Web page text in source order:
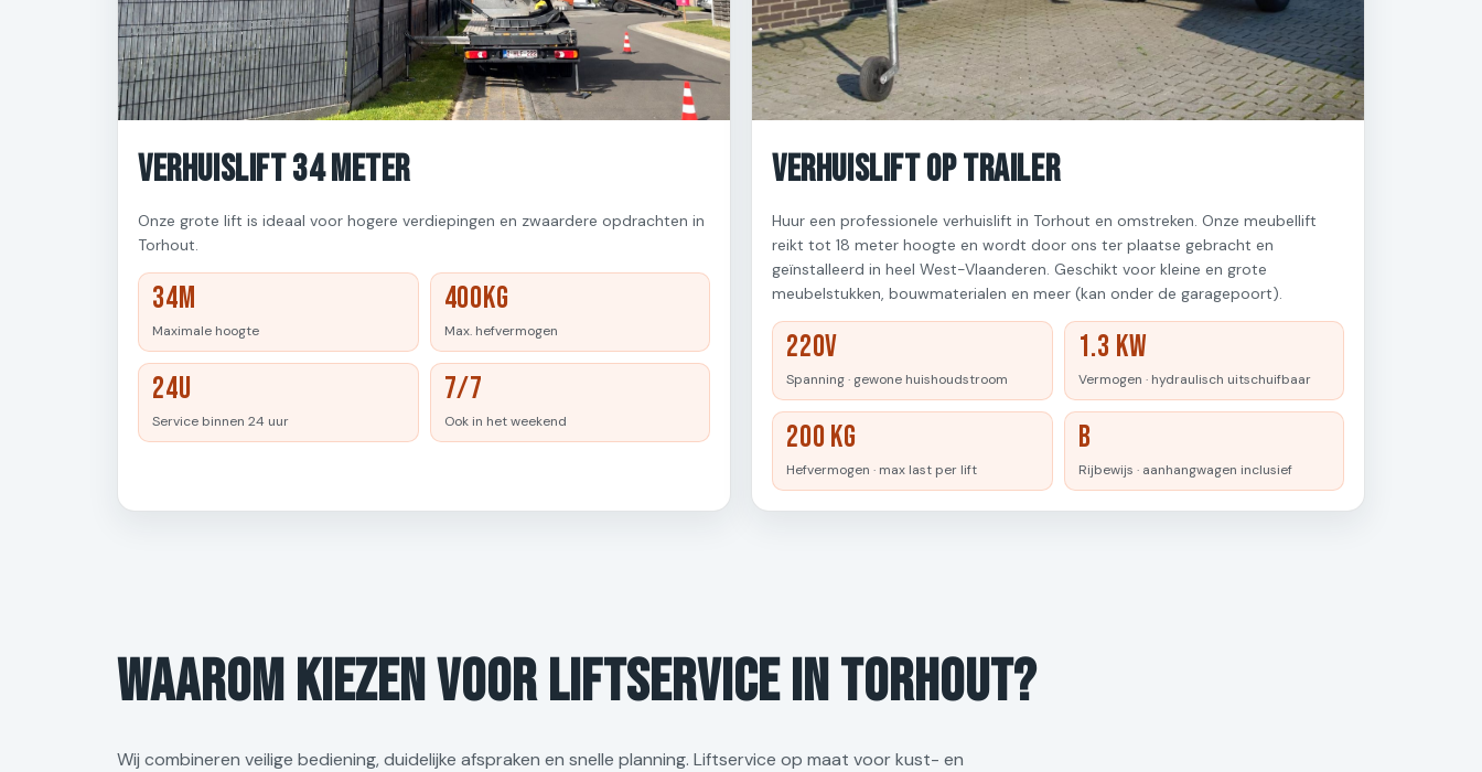
Verhuislift 34 meter
Onze grote lift is ideaal voor hogere verdiepingen en zwaardere opdrachten in
Torhout.
34M
Maximale hoogte
400KG
Max. hefvermogen
24U
Service binnen 24 uur
7/7
Ook in het weekend
Verhuislift op Trailer
Huur een professionele verhuislift in Torhout en omstreken. Onze meubellift
reikt tot 18 meter hoogte en wordt door ons ter plaatse gebracht en
geïnstalleerd in heel West-Vlaanderen. Geschikt voor kleine en grote
meubelstukken, bouwmaterialen en meer (kan onder de garagepoort).
220V
Spanning · gewone huishoudstroom
1.3 kW
Vermogen · hydraulisch uitschuifbaar
200 kg
Hefvermogen · max last per lift
B
Rijbewijs · aanhangwagen inclusief
Waarom kiezen voor liftservice in Torhout?
Wij combineren veilige bediening, duidelijke afspraken en snelle planning. Liftservice op maat voor kust- en